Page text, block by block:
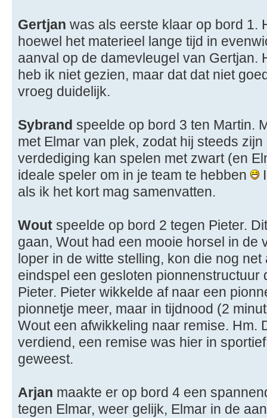
Gertjan was als eerste klaar op bord 1.
hoewel het materieel lange tijd in
aanval op de damevleugel van Gertjan.
heb ik niet gezien, maar dat dat niet
vroeg duidelijk.
Sybrand speelde op bord 3 ten Martin.
met Elmar van plek, zodat hij steeds
verdediging kan spelen met zwart (en
ideale speler om in je team te hebben
als ik het kort mag samenvatten.
Wout speelde op bord 2 tegen Pieter.
gaan, Wout had een mooie horsel in de
loper in de witte stelling, kon die nog
eindspel een gesloten pionnenstructuur
Pieter. Pieter wikkelde af naar een
pionnetje meer, maar in tijdnood (2
Wout een afwikkeling naar remise. Hm.
verdiend, een remise was hier in
geweest.
Arjan maakte er op bord 4 een
tegen Elmar, weer gelijk, Elmar in de